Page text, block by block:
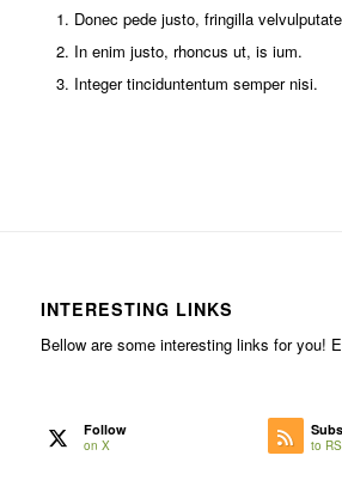
Donec pede justo, fringilla
In enim justo, rhoncus ut, is ium.
Integer tinciduntentum semper nisi.
INTERESTING LINKS
Bellow are some interesting links for you!
Follow
on X to